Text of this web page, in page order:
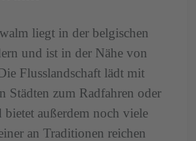
liegt in der belgischen
und ist in der Nähe von
Flusslandschaft lädt mit
Städten zum Radfahren oder
bietet außerdem noch viele
an Traditionen reichen